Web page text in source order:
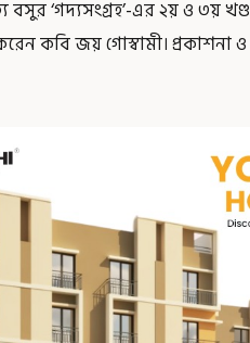
বসুর ‘গদ্যসংগ্রহ’-এর ২য় ও
কবি জয় গোস্বামী।